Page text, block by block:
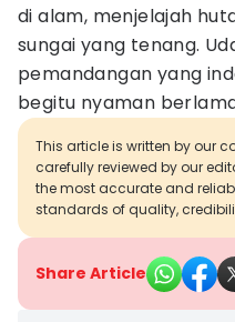
di alam, menjelajah
sungai yang tenang.
pemandangan yang
begitu nyaman
This article is written by our
carefully reviewed by our
the most accurate and
standards of quality,
Share Article